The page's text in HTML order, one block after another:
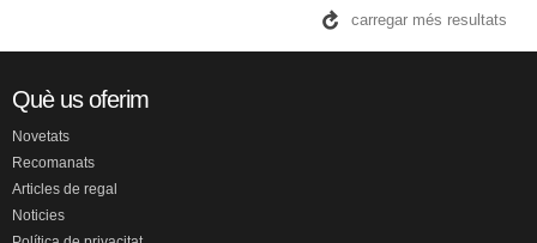
carregar més resultats
Què us oferim
Novetats
Recomanats
Articles de regal
Noticies